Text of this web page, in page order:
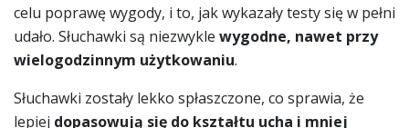
celu poprawę wygody, i to, jak wykazały testy się w pełni
udało. Słuchawki są niezwykle wygodne, nawet przy
wielogodzinnym użytkowaniu.
Słuchawki zostały lekko spłaszczone, co sprawia, że
lepiej dopasowują się do kształtu ucha i mniej